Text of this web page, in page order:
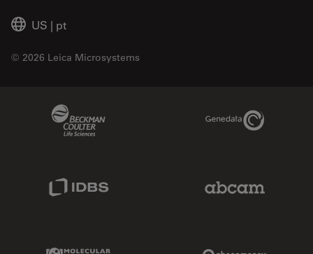
US | pt
© 2026 Leica Microsystems
Genedata Link
Molecular Devices Link